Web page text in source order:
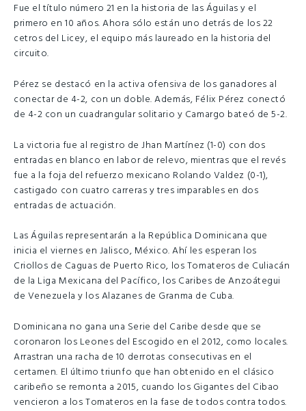
Fue el título número 21 en la historia de las Águilas y el
primero en 10 años. Ahora sólo están uno detrás de los 22
cetros del Licey, el equipo más laureado en la historia del
circuito.
Pérez se destacó en la activa ofensiva de los ganadores al
conectar de 4-2, con un doble. Además, Félix Pérez conectó
de 4-2 con un cuadrangular solitario y Camargo bateó de 5-2.
La victoria fue al registro de Jhan Martínez (1-0) con dos
entradas en blanco en labor de relevo, mientras que el revés
fue a la foja del refuerzo mexicano Rolando Valdez (0-1),
castigado con cuatro carreras y tres imparables en dos
entradas de actuación.
Las Águilas representarán a la República Dominicana que
inicia el viernes en Jalisco, México. Ahí les esperan los
Criollos de Caguas de Puerto Rico, los Tomateros de Culiacán
de la Liga Mexicana del Pacífico, los Caribes de Anzoátegui
de Venezuela y los Alazanes de Granma de Cuba.
Dominicana no gana una Serie del Caribe desde que se
coronaron los Leones del Escogido en el 2012, como locales.
Arrastran una racha de 10 derrotas consecutivas en el
certamen. El último triunfo que han obtenido en el clásico
caribeño se remonta a 2015, cuando los Gigantes del Cibao
vencieron a los Tomateros en la fase de todos contra todos.